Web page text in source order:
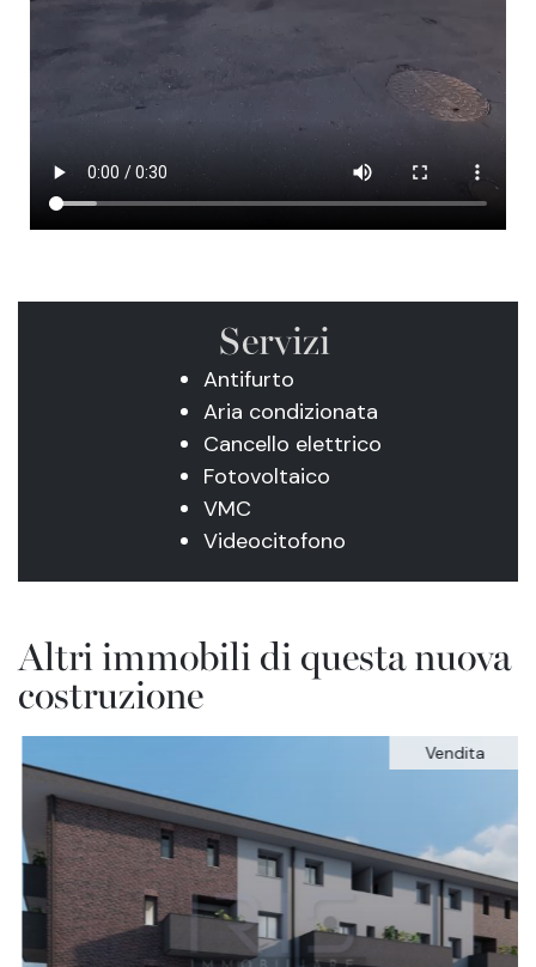
Servizi
Antifurto
Aria condizionata
Cancello elettrico
Fotovoltaico
VMC
Videocitofono
Altri immobili di questa nuova
costruzione
Vendita